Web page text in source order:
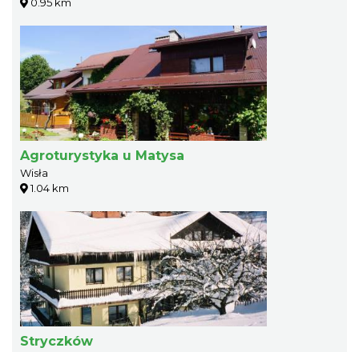
Agroturystyka u Matysa
Wisła
1.04 km
Stryczków